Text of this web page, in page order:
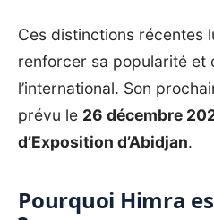
Ces distinctions récentes
renforcer sa popularité et
l’international. Son
prévu le 26 décembre
d’Exposition d’Abidjan.
Pourquoi Himra